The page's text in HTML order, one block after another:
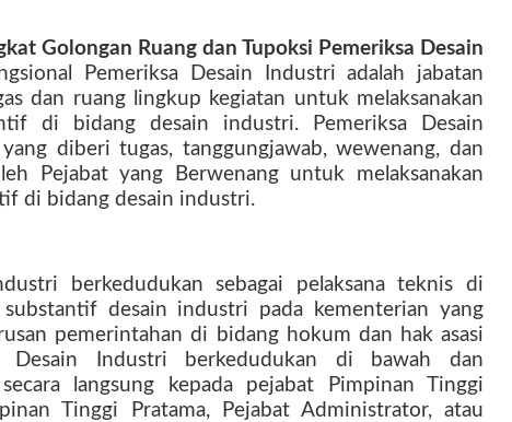
Golongan Ruang dan Tupoksi Pemeriksa Desain
Pemeriksa Desain Industri adalah jabatan
dan ruang lingkup kegiatan untuk melaksanakan
di bidang desain industri. Pemeriksa Desain
diberi tugas, tanggungjawab, wewenang, dan
Pejabat yang Berwenang untuk melaksanakan
di bidang desain industri.
berkedudukan sebagai pelaksana teknis di
substantif desain industri pada kementerian yang
pemerintahan di bidang hokum dan hak asasi
Desain Industri berkedudukan di bawah dan
langsung kepada pejabat Pimpinan Tinggi
Tinggi Pratama, Pejabat Administrator, atau